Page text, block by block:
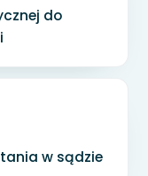
do
w sądzie